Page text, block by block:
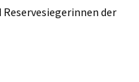
der